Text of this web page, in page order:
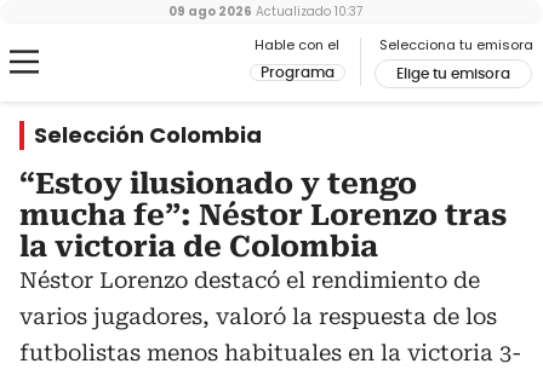
Hable con el
Programa
Selecciona tu emisora
Elige tu emisora
09 ago 2026 Actualizado 10:37
Selección Colombia
“Estoy ilusionado y tengo
mucha fe”: Néstor Lorenzo tras
la victoria de Colombia
Néstor Lorenzo destacó el rendimiento de
varios jugadores, valoró la respuesta de los
futbolistas menos habituales en la victoria 3-